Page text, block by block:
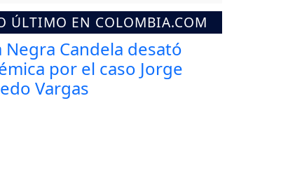
ÚLTIMO EN COLOMBIA.COM